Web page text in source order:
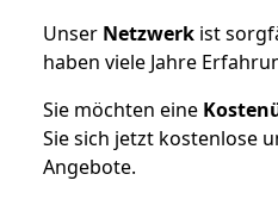
Unser Netzwerk ist
haben viele Jahre
Sie möchten eine
Sie sich jetzt kostenlose
Angebote.